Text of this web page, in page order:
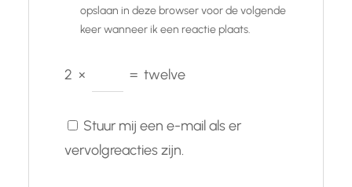
opslaan in deze browser voor de volgende
keer wanneer ik een reactie plaats.
2 × = twelve
Stuur mij een e-mail als er
vervolgreacties zijn.